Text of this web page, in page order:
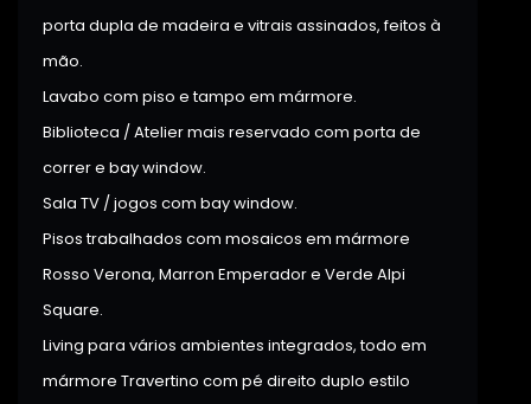
porta dupla de madeira e vitrais assinados, feitos à
mão.
Lavabo com piso e tampo em mármore.
Biblioteca / Atelier mais reservado com porta de
correr e bay window.
Sala TV / jogos com bay window.
Pisos trabalhados com mosaicos em mármore
Rosso Verona, Marron Emperador e Verde Alpi
Square.
Living para vários ambientes integrados, todo em
mármore Travertino com pé direito duplo estilo